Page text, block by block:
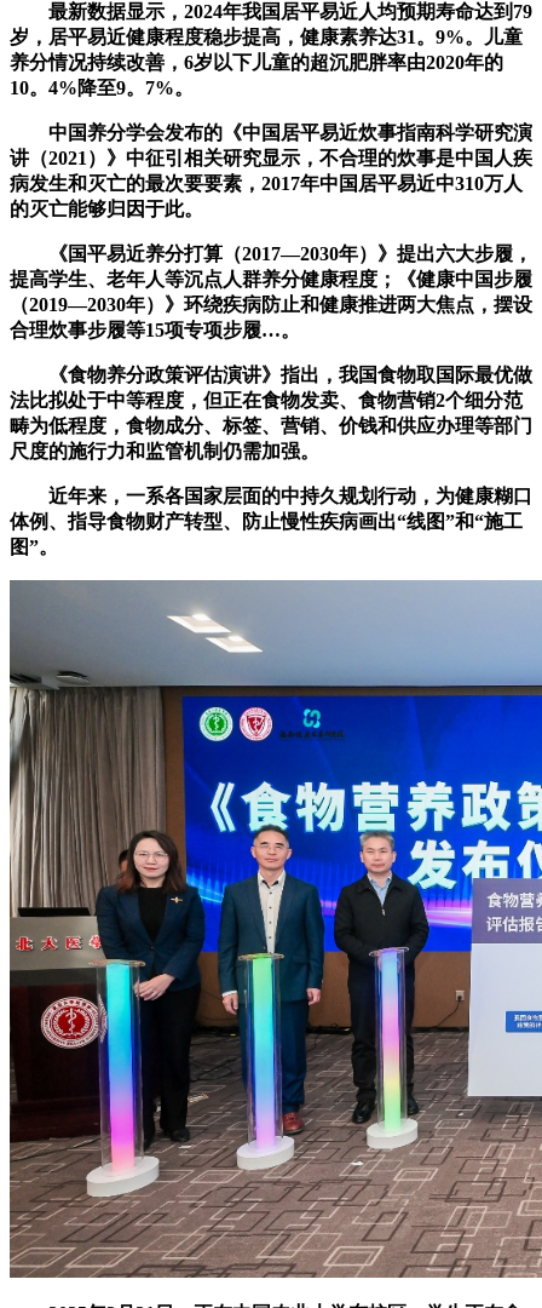
最新数据显示，2024年我国居平易近人均预期寿命达到79
岁，居平易近健康程度稳步提高，健康素养达31。9%。儿童
养分情况持续改善，6岁以下儿童的超沉肥胖率由2020年的
10。4%降至9。7%。
中国养分学会发布的《中国居平易近炊事指南科学研究演
讲（2021）》中征引相关研究显示，不合理的炊事是中国人疾
病发生和灭亡的最次要要素，2017年中国居平易近中310万人
的灭亡能够归因于此。
《国平易近养分打算（2017—2030年）》提出六大步履，
提高学生、老年人等沉点人群养分健康程度；《健康中国步履
（2019—2030年）》环绕疾病防止和健康推进两大焦点，摆设
合理炊事步履等15项专项步履…。
《食物养分政策评估演讲》指出，我国食物取国际最优做
法比拟处于中等程度，但正在食物发卖、食物营销2个细分范
畴为低程度，食物成分、标签、营销、价钱和供应办理等部门
尺度的施行力和监管机制仍需加强。
近年来，一系各国家层面的中持久规划行动，为健康糊口
体例、指导食物财产转型、防止慢性疾病画出“线图”和“施工
图”。